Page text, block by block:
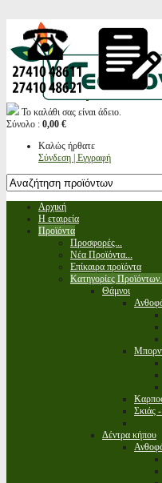
Το καλάθι σας είναι άδειο.
Σύνολο : 0,00 €
Καλώς ήρθατε
Σύνδεση | Εγγραφή
Αρχική
Η εταιρεία
Προϊόντα
Προσφορές...
Νέα Προϊόντα...
Επίκαιρα προϊόντα
Κατηγορίες
Θάμνοι
Σκιάς
Δέντρα κήπου